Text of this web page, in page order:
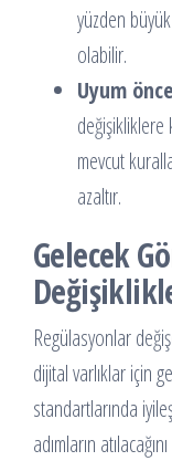
yüzden
olabilir.
Uyum
değişikliklere
mevcut
azaltır.
Gelecek
Regülasyonlar
dijital varlıklar için
standartlarında
adımların